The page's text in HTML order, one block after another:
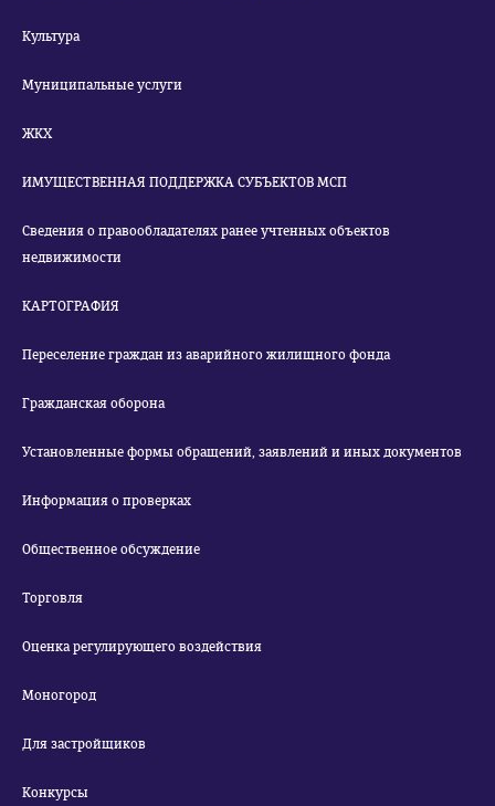
Культура
Муниципальные услуги
ЖКХ
ИМУЩЕСТВЕННАЯ ПОДДЕРЖКА СУБЪЕКТОВ МСП
Сведения о правообладателях ранее учтенных объектов
недвижимости
КАРТОГРАФИЯ
Переселение граждан из аварийного жилищного фонда
Гражданская оборона
Установленные формы обращений, заявлений и иных документов
Информация о проверках
Общественное обсуждение
Торговля
Оценка регулирующего воздействия
Моногород
Для застройщиков
Конкурсы